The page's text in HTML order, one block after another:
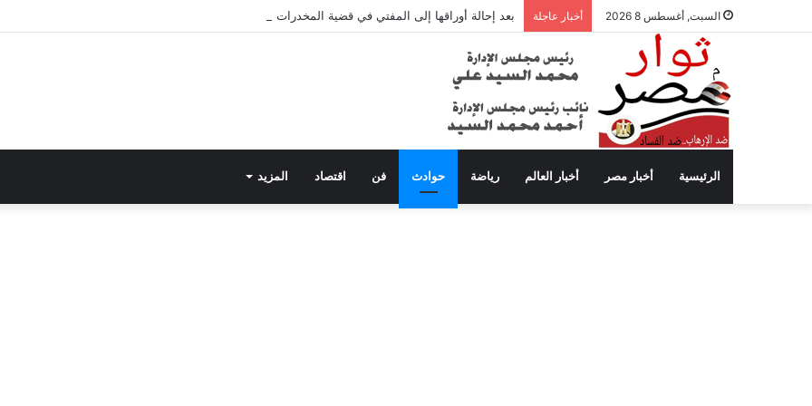
السبت, أغسطس 8 2026 أخبار عاجلة بعد إحالة أوراقها إلى المفتي في قضية المخدرات الكبرى.. من هي سارة خليفة؟
الرئيسية أخبار مصر أخبار العالم رياضة حوادث فن اقتصاد المزيد